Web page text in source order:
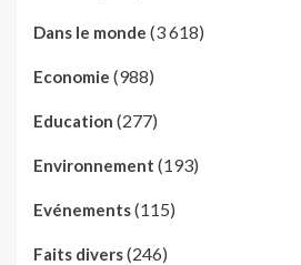
Dans le monde (3 618)
Economie (988)
Education (277)
Environnement (193)
Evénements(115)
Faits divers(246)